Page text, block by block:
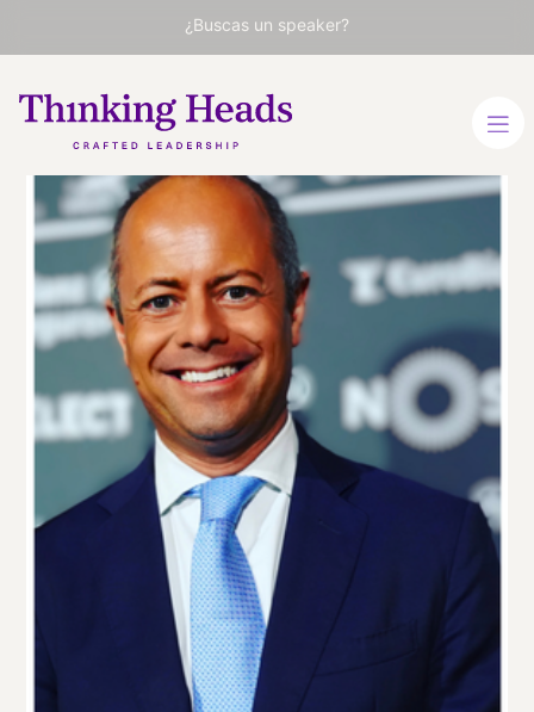
¿Buscas un speaker?
Nuno
Ferreira
Pires
Ejecutivo en consumo,
hostelería, medios y
deporte
INGLÉS PORTUGUÉS
VER PERFIL
Viaja
desde